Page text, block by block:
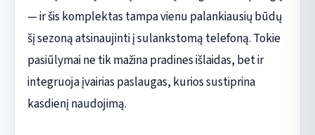
— ir šis komplektas tampa vienu palankiausių būdų
šį sezoną atsinaujinti į sulankstomą telefoną. Tokie
pasiūlymai ne tik mažina pradines išlaidas, bet ir
integruoja įvairias paslaugas, kurios sustiprina
kasdienį naudojimą.